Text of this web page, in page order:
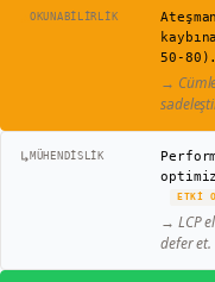
OKUNABILIRLIK
50-80).
→
↳ MÜHENDISLIK
ETKI
→ LCP
defer et.